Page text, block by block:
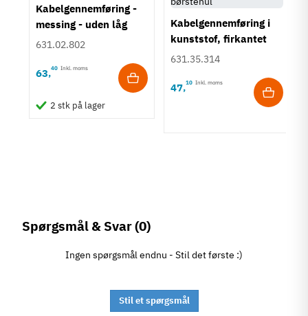
Kabelgennemføring -
messing - uden låg
631.02.802
63,40 Inkl. moms
2 stk på lager
Kabelgennemføring i
kunststof, firkantet
børstehul - Ø80 mm
631.35.314
47,10 Inkl. moms
Spørgsmål & Svar(0)
Ingen spørgsmål endnu - Stil det første :)
Stil et spørgsmål